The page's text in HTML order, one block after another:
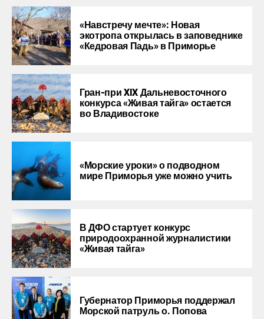
«Навстречу мечте»: Новая
экотропа открылась в заповеднике
«Кедровая Падь» в Приморье
Гран-при XIX Дальневосточного
конкурса «Живая тайга» остается
во Владивостоке
«Морские уроки» о подводном
мире Приморья уже можно учить
В ДФО стартует конкурс
природоохранной журналистики
«Живая тайга»
Губернатор Приморья поддержал
Морской патруль о. Попова